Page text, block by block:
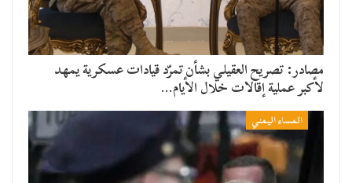
مصادر: تصريح العقيلي بشأن تمرّد قيادات عسكرية يمهد
لأكبر عملية إقالات خلال الأيام…
المساء اليمني